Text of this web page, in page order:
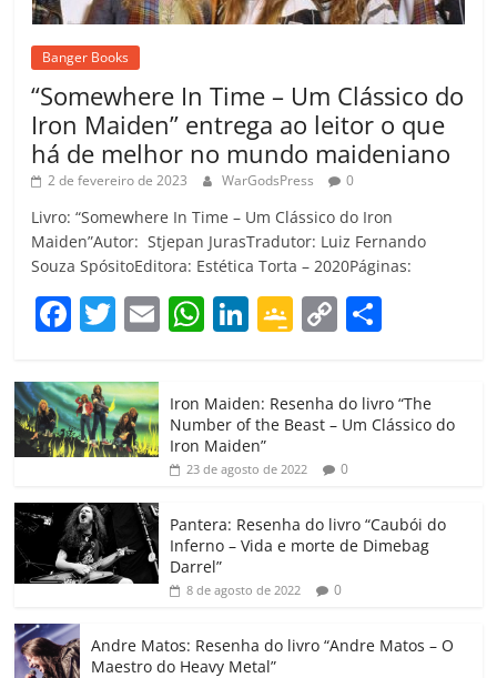
Banger Books
“Somewhere In Time – Um Clássico do
Iron Maiden” entrega ao leitor o que
há de melhor no mundo maideniano
2 de fevereiro de 2023 WarGodsPress 0
Livro: “Somewhere In Time – Um Clássico do Iron
Maiden”Autor: Stjepan JurasTradutor: Luiz Fernando
Souza SpósitoEditora: Estética Torta – 2020Páginas:
F
c
e
b
o
o
k
T
itt
er
E W
at
s
A
p
Li
e
dI
G
gl
e
Cl
a
ss
ro
o
C
p
y
Li
k
m
p
h
ar
Iron Maiden: Resenha do livro “The
Number of the Beast – Um Clássico do
Iron Maiden”
23 de agosto de 2022 0
Pantera: Resenha do livro “Caubói do
Inferno – Vida e morte de Dimebag
Darrel”
8 de agosto de 2022 0
Andre Matos: Resenha do livro “Andre Matos – O
Maestro do Heavy Metal”